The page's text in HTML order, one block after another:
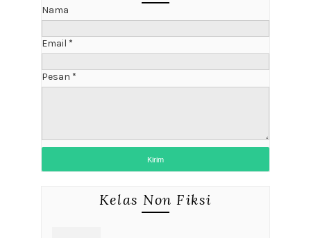
Nama
Email *
Pesan *
Kelas Non Fiksi